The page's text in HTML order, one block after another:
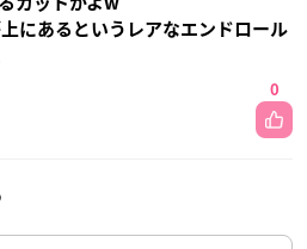
にあるというレアなエンドロール
0